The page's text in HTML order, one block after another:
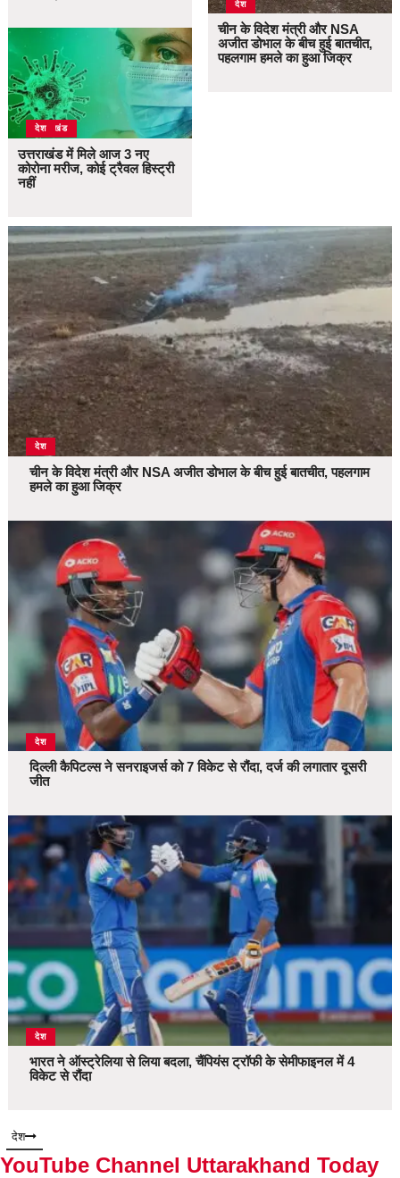
उत्तराखंड
देश
उत्तराखंड में मिले आज 3 नए
कोरोना मरीज, कोई ट्रैवल हिस्ट्री
नहीं
देश
चीन के विदेश मंत्री और NSA
अजीत डोभाल के बीच हुई बातचीत,
पहलगाम हमले का हुआ जिक्र
देश
चीन के विदेश मंत्री और NSA अजीत डोभाल के बीच हुई बातचीत, पहलगाम
हमले का हुआ जिक्र
देश
दिल्ली कैपिटल्स ने सनराइजर्स को 7 विकेट से रौंदा, दर्ज की लगातार दूसरी
जीत
देश
भारत ने ऑस्ट्रेलिया से लिया बदला, चैंपियंस ट्रॉफी के सेमीफाइनल में 4
विकेट से रौंदा
देश
YouTube Channel Uttarakhand Today